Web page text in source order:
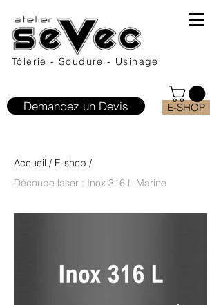
Tôlerie - Soudure - Usinage
E-SHOP
Demandez un Devis
Accueil / E-shop /
Découpe laser : Inox 316 L Marine